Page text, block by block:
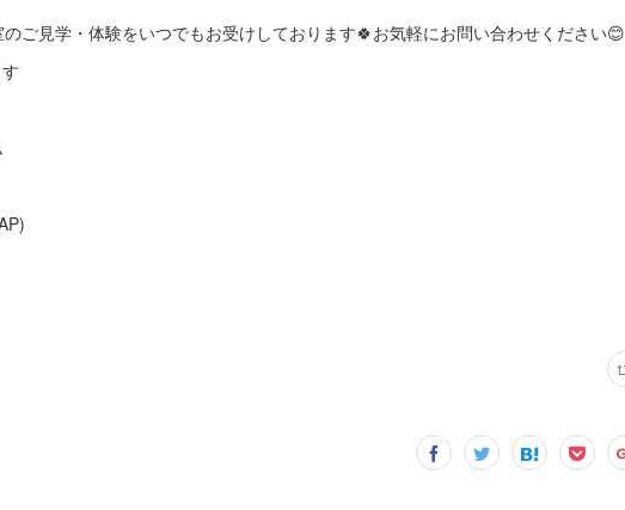
ご見学・体験をいつでもお受けしております🍀お気軽にお問い合わせください😊